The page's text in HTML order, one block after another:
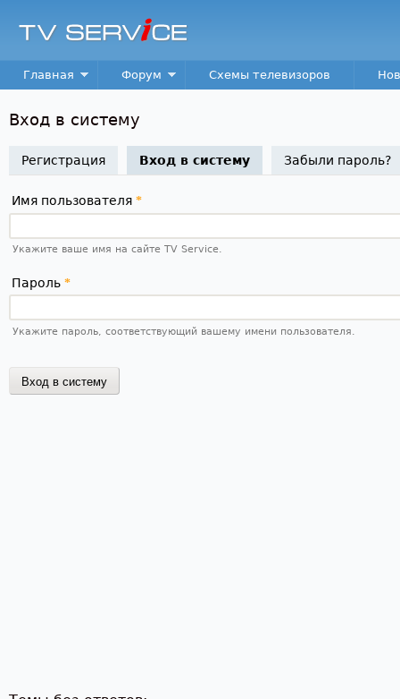
TV
Service
Main menu
Главная Форум Схемы телевизоров
Вход в систему
Регистрация Вход в систему(активная вкладка)
Забыли пароль?
Имя пользователя *
Укажите ваше имя на сайте TV Service.
Пароль *
Укажите пароль, соответствующий вашему имени пользователя.